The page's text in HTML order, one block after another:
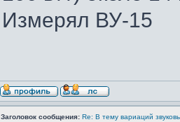
Измерял ВУ-15
Заголовок сообщения: Re: В тему вариаций